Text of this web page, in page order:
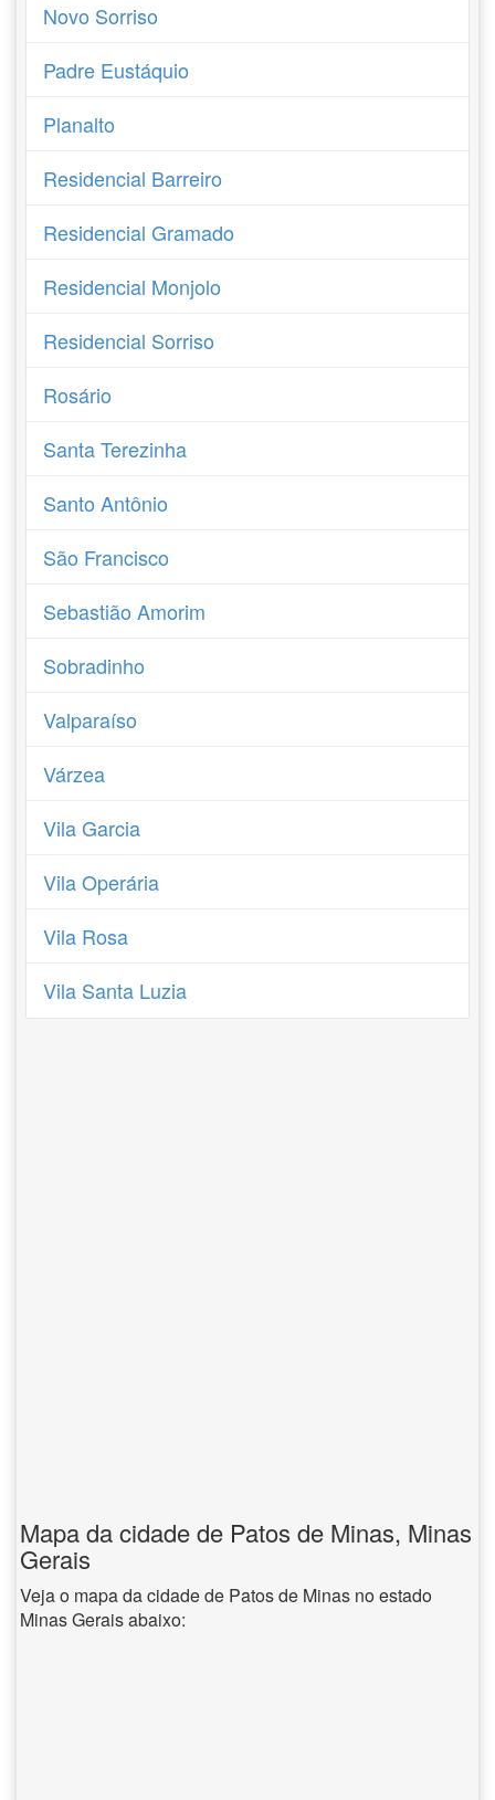
Novo Sorriso
Padre Eustáquio
Planalto
Residencial Barreiro
Residencial Gramado
Residencial Monjolo
Residencial Sorriso
Rosário
Santa Terezinha
Santo Antônio
São Francisco
Sebastião Amorim
Sobradinho
Valparaíso
Várzea
Vila Garcia
Vila Operária
Vila Rosa
Vila Santa Luzia
Mapa da cidade de Patos de Minas, Minas
Gerais
Veja o mapa da cidade de Patos de Minas no estado
Minas Gerais abaixo: